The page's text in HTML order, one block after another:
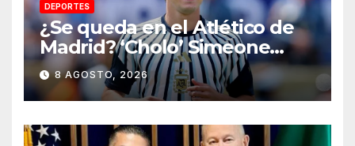
DEPORTES
¿Se queda en el Atlético de
Madrid? ‘Cholo’ Simeone
responde contundente sobre
el futuro de Julián Álvarez
8 AGOSTO, 2026